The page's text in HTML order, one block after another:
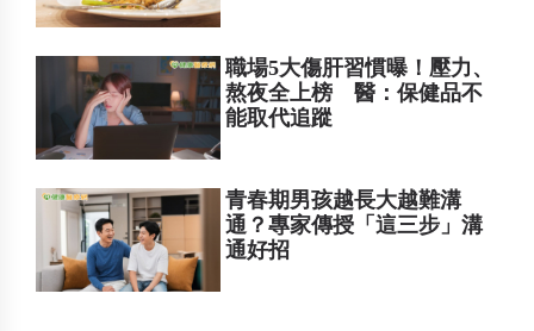
職場5大傷肝習慣曝！壓力、
熬夜全上榜 醫：保健品不
能取代追蹤
青春期男孩越長大越難溝
通？專家傳授「這三步」溝
通好招